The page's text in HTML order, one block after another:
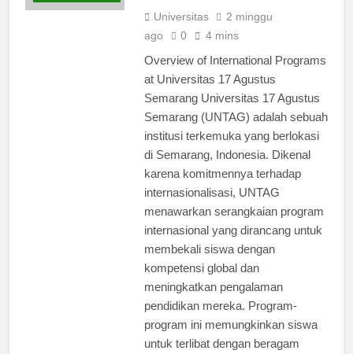
Universitas
2 minggu
ago
0 4 mins
Overview of International Programs
at Universitas 17 Agustus
Semarang Universitas 17 Agustus
Semarang (UNTAG) adalah sebuah
institusi terkemuka yang berlokasi
di Semarang, Indonesia. Dikenal
karena komitmennya terhadap
internasionalisasi, UNTAG
menawarkan serangkaian program
internasional yang dirancang untuk
membekali siswa dengan
kompetensi global dan
meningkatkan pengalaman
pendidikan mereka. Program-
program ini memungkinkan siswa
untuk terlibat dengan beragam